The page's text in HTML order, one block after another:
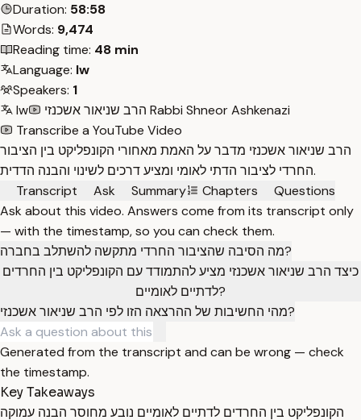
Duration: 58:58
Words: 9,474
Reading time: 48 min
Language: Iw
Speakers: 1
Iw
הרב שניאור אשכנזי Rabbi Shneor Ashkenazi
Transcribe a YouTube Video
הרב שניאור אשכנזי מדבר על האמת מאחורי הקונפליקט בין הציבור
החרדי לציבור הדתי לאומי ומציע דרכים לשינוי והבנה הדדית.
Transcript
Ask Summary Chapters
Questions
Ask about this video. Answers come from its transcript only
— with the timestamp, so you can check them.
מה הסיבה שהציבור החרדי מתקשה להשתלב בחברה?
כיצד הרב שניאור אשכנזי מציע להתמודד עם הקונפליקט בין החרדים
לדתיים לאומיים?
מהי החשיבות של ההרצאה הזו לפי הרב שניאור אשכנזי?
Generated from the transcript and can be wrong — check
the timestamp.
Key Takeaways
הקונפליקט בין החרדים לדתיים לאומיים נובע מחוסר הבנה עמוקה